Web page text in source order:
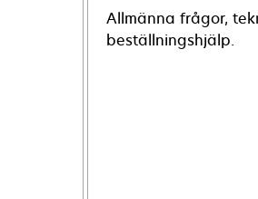
Allmänna frågor,
beställningshjälp.